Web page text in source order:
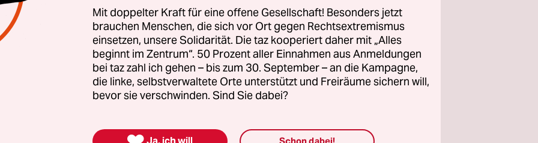
und erlag mittlerweile seinen Verletzungen. Nach
Angaben wurden mindestens 50 Palästinenser
Sozialen Medien ist von bis zu 200 die Rede. Vor allem
des Militärs sollen für die Tode – darunter wohl viele
verantwortlich sein.
Kozlov, und Shlomi Ziv. Alle vier wurden am Morgen des 7.
Mit doppelter Kraft für eine offene Gesellschaft! Besonders jetzt
brauchen Menschen, die sich vor Ort gegen Rechtsextremismus
einsetzen, unsere Solidarität. Die taz kooperiert daher mit „Alles
beginnt im Zentrum“. 50 Prozent aller Einnahmen aus Anmeldungen
bei taz zahl ich gehen – bis zum 30. September – an die Kampagne,
die linke, selbstverwaltete Orte unterstützt und Freiräume sichern will,
bevor sie verschwinden. Sind Sie dabei?
Schon dabei!